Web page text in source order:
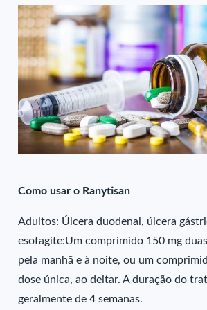
Como usar o Ranytisan
Adultos: Úlcera duodenal, úlcera
esofagite:Um comprimido 150 mg
pela manhã e à noite, ou um
dose única, ao deitar. A duração do
geralmente de 4 semanas.